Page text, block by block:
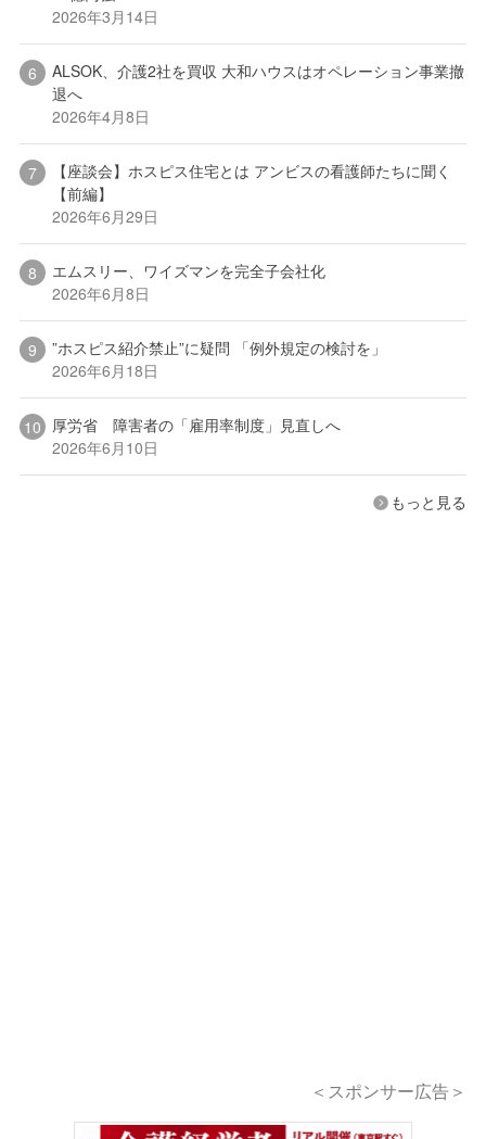
2026年3月14日
ALSOK、介護2社を買収 大和ハウスはオペレーション事業撤
退へ
2026年4月8日
【座談会】ホスピス住宅とは アンビスの看護師たちに聞く
【前編】
2026年6月29日
エムスリー、ワイズマンを完全子会社化
2026年6月8日
”ホスピス紹介禁止”に疑問 「例外規定の検討を」
2026年6月18日
厚労省 障害者の「雇用率制度」見直しへ
2026年6月10日
もっと見る
＜スポンサー広告＞